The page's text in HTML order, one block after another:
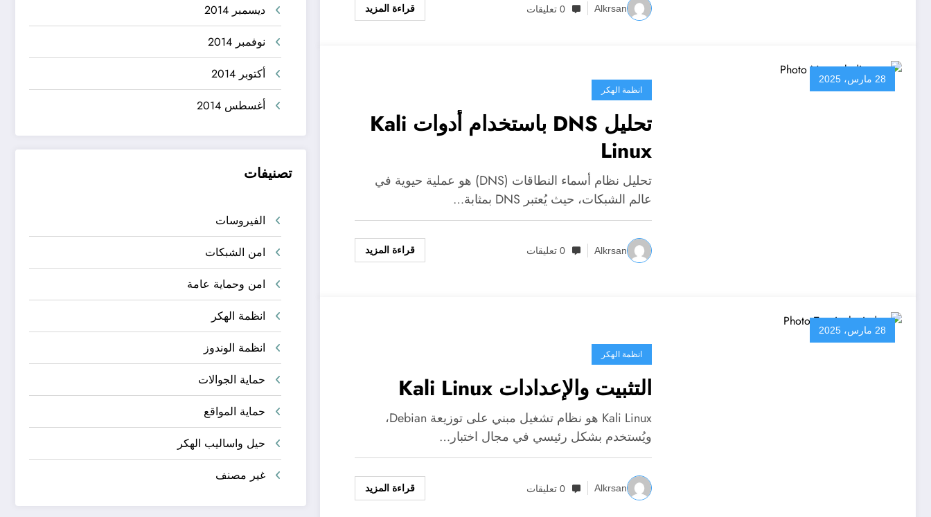
Alkrsan 0 تعليقات قراءة المزيد
28 مارس، 2025
انظمة الهكر
تحليل DNS باستخدام أدوات Kali
Linux
تحليل نظام أسماء النطاقات (DNS) هو عملية حيوية في
عالم الشبكات، حيث يُعتبر DNS بمثابة…
Alkrsan 0 تعليقات قراءة المزيد
28 مارس، 2025
انظمة الهكر
التثبيت والإعدادات Kali Linux
Kali Linux هو نظام تشغيل مبني على توزيعة Debian،
ويُستخدم بشكل رئيسي في مجال اختبار…
Alkrsan 0 تعليقات قراءة المزيد
ديسمبر 2014
نوفمبر 2014
أكتوبر 2014
أغسطس 2014
تصنيفات
الفيروسات
امن الشبكات
امن وحماية عامة
انظمة الهكر
انظمة الوندوز
حماية الجوالات
حماية المواقع
حيل واساليب الهكر
غير مصنف